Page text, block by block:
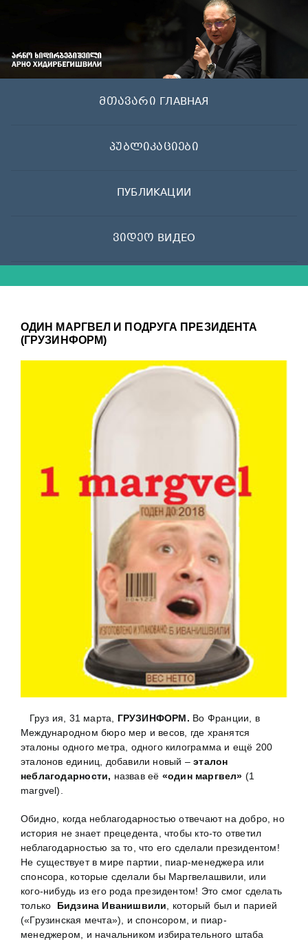
მთავარი ГЛАВНАЯ
პუბლიკაციები
ПУБЛИКАЦИИ
ვიდეო ВИДЕО
ОДИН МАРГВЕЛ И ПОДРУГА ПРЕЗИДЕНТА
(ГРУЗИНФОРМ)
Груз ия, 31 марта, ГРУЗИНФОРМ. Во Франции, в
Международном бюро мер и весов, где хранятся
эталоны одного метра, одного килограмма и ещё 200
эталонов единиц, добавили новый –эталон
неблагодарности, назвав её «один маргвел» (1
margvel).
Обидно, когда неблагодарностью отвечают на добро, но
история не знает прецедента, чтобы кто-то ответил
неблагодарностью за то, что его сделали президентом!
Не существует в мире партии, пиар-менеджера или
спонсора, которые сделали бы Маргвелашвили, или
кого-нибудь из его рода президентом! Это смог сделать
только Бидзина Иванишвили , который был и парией
(«Грузинская мечта»), и спонсором, и пиар-
менеджером, и начальником избирательного штаба